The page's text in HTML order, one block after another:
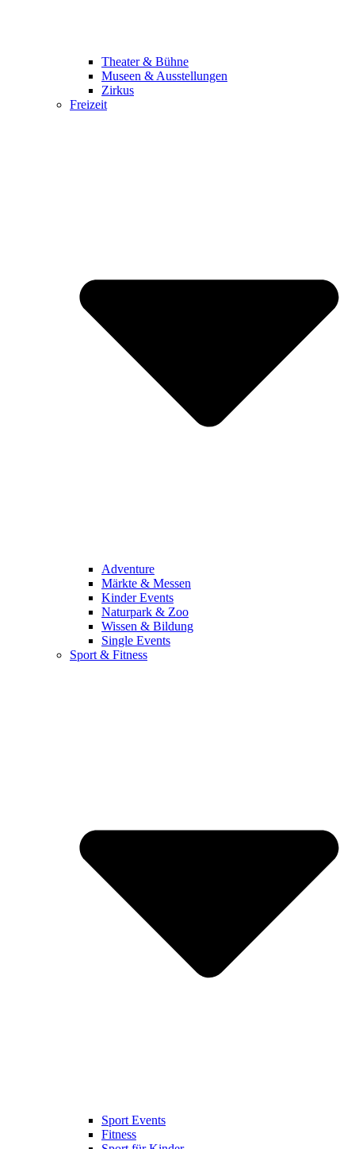
Theater & Bühne
Museen & Ausstellungen
Zirkus
Freizeit
Adventure
Märkte & Messen
Kinder Events
Naturpark & Zoo
Wissen & Bildung
Single Events
Sport & Fitness
Sport Events
Fitness